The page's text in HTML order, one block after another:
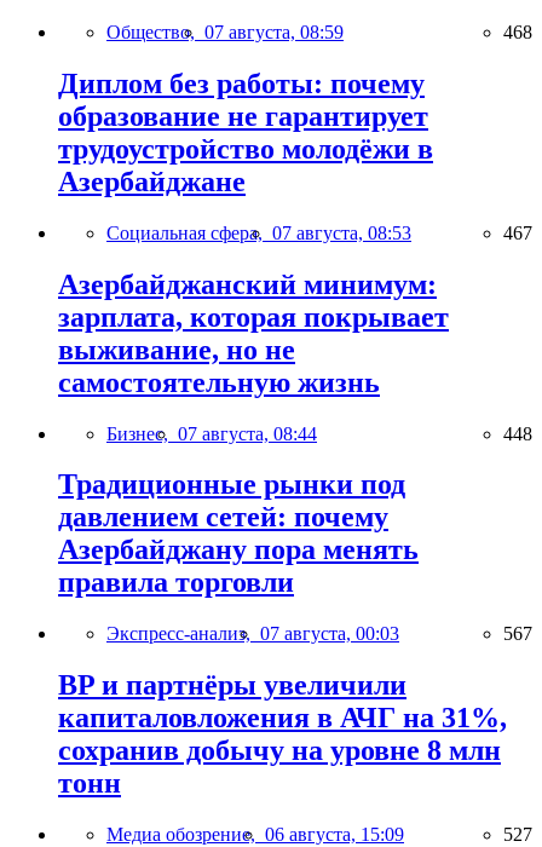
Общество, 07 августа, 08:59 468
Диплом без работы: почему
образование не гарантирует
трудоустройство молодёжи в
Азербайджане
Социальная сфера, 07 августа, 08:53 467
Азербайджанский минимум:
зарплата, которая покрывает
выживание, но не
самостоятельную жизнь
Бизнес, 07 августа, 08:44 448
Традиционные рынки под
давлением сетей: почему
Азербайджану пора менять
правила торговли
Экспресс-анализ, 07 августа, 00:03 567
BP и партнёры увеличили
капиталовложения в АЧГ на 31%,
сохранив добычу на уровне 8 млн
тонн
Медиа обозрение, 06 августа, 15:09 527